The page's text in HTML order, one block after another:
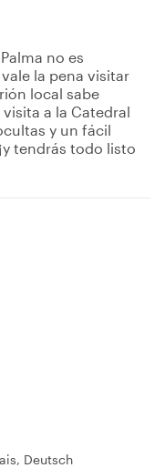
no es
la pena visitar
local sabe
a la Catedral
y un fácil
tendrás todo listo
Deutsch